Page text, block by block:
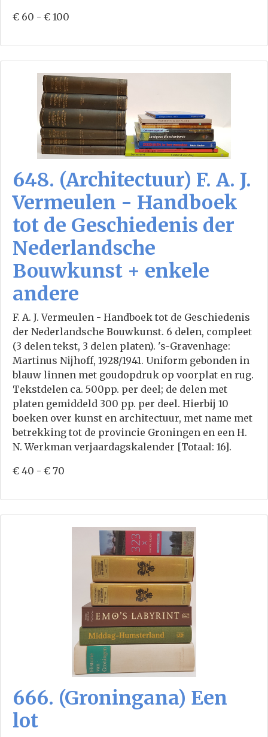
€ 60 - € 100
648. (Architectuur) F. A. J.
Vermeulen - Handboek
tot de Geschiedenis der
Nederlandsche
Bouwkunst + enkele
andere
F. A. J. Vermeulen - Handboek tot de Geschiedenis
der Nederlandsche Bouwkunst. 6 delen, compleet
(3 delen tekst, 3 delen platen). 's-Gravenhage:
Martinus Nijhoff, 1928/1941. Uniform gebonden in
blauw linnen met goudopdruk op voorplat en rug.
Tekstdelen ca. 500pp. per deel; de delen met
platen gemiddeld 300 pp. per deel. Hierbij 10
boeken over kunst en architectuur, met name met
betrekking tot de provincie Groningen en een H.
N. Werkman verjaardagskalender [Totaal: 16].
€ 40 - € 70
666. (Groningana) Een
lot